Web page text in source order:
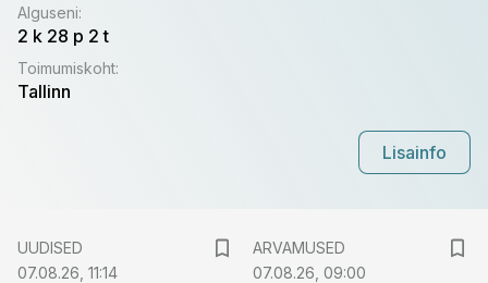
Alguseni:
2 k 28 p 2 t
Toimumiskoht:
Tallinn
Lisainfo
UUDISED
07.08.26, 11:14
ARVAMUSED
07.08.26, 09:00